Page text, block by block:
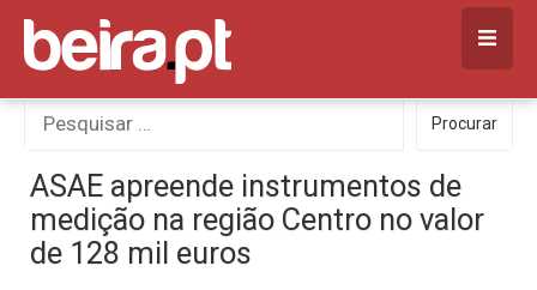
Skip
content
Procurar
por:
Procurar
ASAE apreende instrumentos de
medição na região Centro no valor
de 128 mil euros